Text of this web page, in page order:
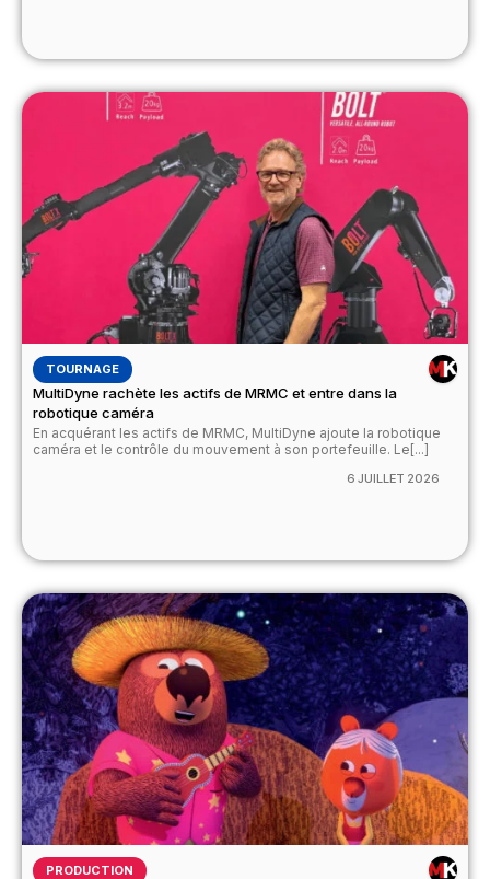
TOURNAGE
MultiDyne rachète les actifs de MRMC et entre dans la
robotique caméra
En acquérant les actifs de MRMC, MultiDyne ajoute la robotique
caméra et le contrôle du mouvement à son portefeuille. Le[...]
6 JUILLET 2026
PRODUCTION